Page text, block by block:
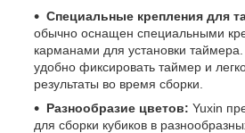
Специальные крепления для
обычно оснащен специальными
карманами для установки
удобно фиксировать таймер и
результаты во время сборки.
Разнообразие цветов: Yuxin
для сборки кубиков в